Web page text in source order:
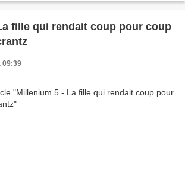
fille qui rendait coup pour coup
09:39